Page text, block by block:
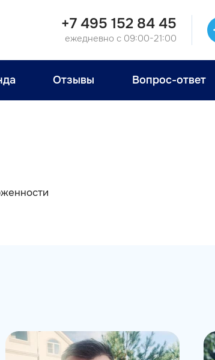
+7 495 152 84 45
ежедневно с 09:00-21:00
Отзывы Вопрос-ответ